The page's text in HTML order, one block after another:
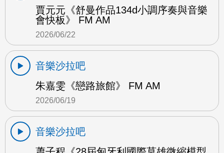
賈元元《舒曼作品134d小調序奏與音樂
會快板》 FM AM
2026/06/22
音樂沙拉吧
朱嘉雯《戀路旅館》 FM AM
2026/06/19
音樂沙拉吧